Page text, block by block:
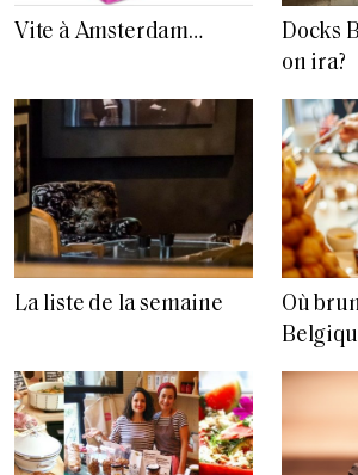
Vite à Amsterdam…
Docks
on ira?
La liste de la semaine
Où